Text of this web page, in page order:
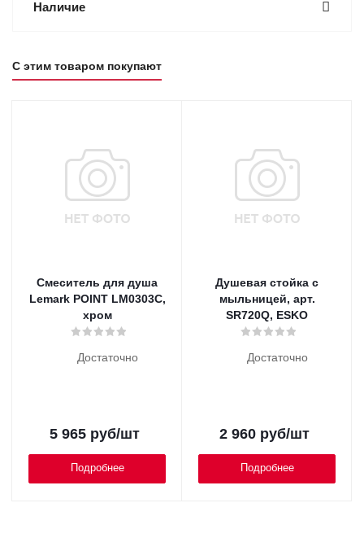
Наличие
С этим товаром покупают
Смеситель для душа
Lemark POINT LM0303C,
хром
Достаточно
5 965руб/шт
Подробнее
Душевая стойка с
мыльницей, арт.
SR720Q, ESKO
Достаточно
2 960руб/шт
Подробнее